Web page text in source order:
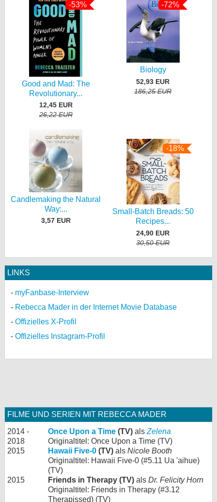
-53%
Good and Mad: The
Revolutionary...
12,45 EUR
26,22 EUR
-72%
Biology
52,93 EUR
186,25 EUR
Candlemaking the Natural
Way:...
3,57 EUR
-18%
Small-Batch Breads: 50
Recipes...
24,90 EUR
30,50 EUR
LINKS
myFanbase-Interview
Rebecca Mader in der Internet Movie Database
Offizielles X-Profil
Offizielles Instagram-Profil
FILME UND SERIEN MIT REBECCA MADER
2014 -
2018
Once Upon a Time (TV) als Zelena
Originaltitel: Once Upon a Time (TV)
2015
Hawaii Five-0 (TV) als Nicole Booth
Originaltitel: Hawaii Five-0 (#5.11 Ua 'aihue)
(TV)
2015
Friends in Therapy (TV) als Dr. Felicity Horn
Originaltitel: Friends in Therapy (#3.12
Therapissed) (TV)